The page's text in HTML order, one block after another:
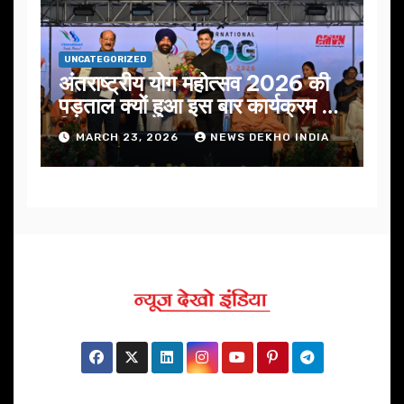
UNCATEGORIZED
अंतराष्ट्रीय योग महोत्सव 2026 की
पड़ताल क्यों हुआ इस बार कार्यक्रम में
निखार
MARCH 23, 2026 NEWS DEKHO INDIA